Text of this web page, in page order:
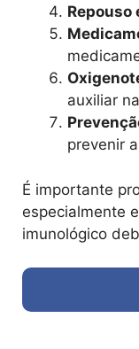
Repouso
auxiliar
prevenir
É importante
especialmente
imunológico